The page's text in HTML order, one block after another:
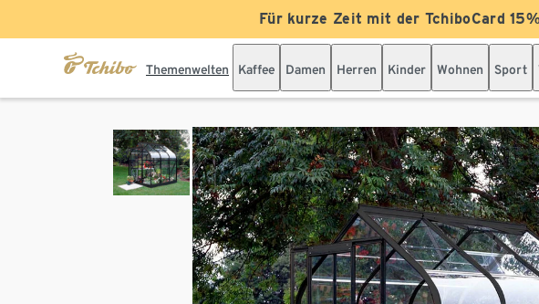
Für kurze Zeit mit der TchiboCard
Themenwelten Kaffee Damen Herren Kinder Wohnen Sport